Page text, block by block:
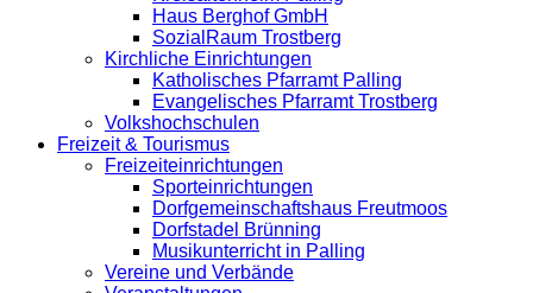
Haus Berghof GmbH
SozialRaum Trostberg
Kirchliche Einrichtungen
Katholisches Pfarramt Palling
Evangelisches Pfarramt Trostberg
Volkshochschulen
Freizeit & Tourismus
Freizeiteinrichtungen
Sporteinrichtungen
Dorfgemeinschaftshaus Freutmoos
Dorfstadel Brünning
Musikunterricht in Palling
Vereine und Verbände